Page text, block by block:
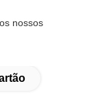
nossos